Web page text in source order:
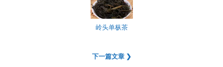
岭头单枞茶
下一篇文章 ❯